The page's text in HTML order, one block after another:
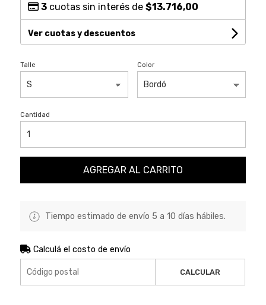
3cuotas sin interés de $13.716,00
Ver cuotas y descuentos
Talle Color
Cantidad
AGREGAR AL CARRITO
Tiempo estimado de envío 5 a 10 días hábiles.
Calculá el costo de envío
CALCULAR